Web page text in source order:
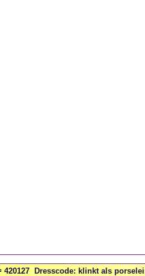
420127 Dresscode: klinkt als